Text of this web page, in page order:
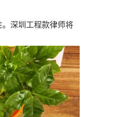
深圳工程款律师将